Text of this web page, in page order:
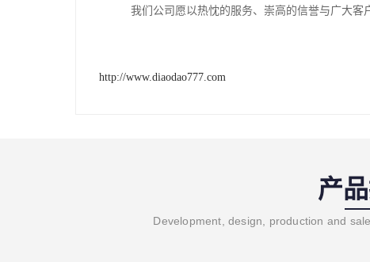
我们公司愿以热忱的服务、崇高的信誉与广大客
http://www.diaodao777.com
产
Development, design, production and